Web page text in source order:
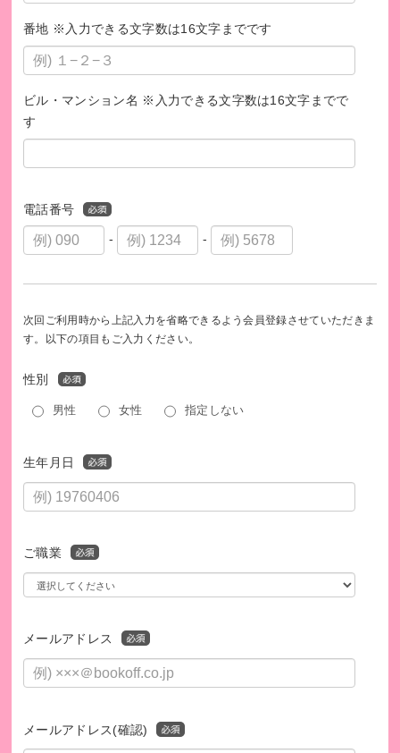
番地 ※入力できる文字数は16文字までです
ビル・マンション名 ※入力できる文字数は16文字までで
す
電話番号
- -
次回ご利用時から上記入力を省略できるよう会員登録させていただきま
す。以下の項目もご入力ください。
性別
男性 女性 指定しない
生年月日
ご職業
メールアドレス
メールアドレス(確認)